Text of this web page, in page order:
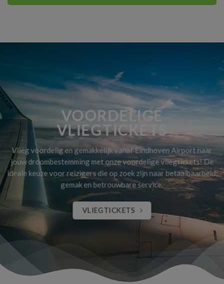
VOORDELIGE
VLIEGTICKETS
Vlieg voordelig en gemakkelijk vanaf Eindhoven Airport naar
jouw droombestemming met onze voordelige vliegtickets! De
ideale keuze voor reizigers die op zoek zijn naar betaalbaarheid,
gemak en betrouwbare service.
VLIEGTICKETS